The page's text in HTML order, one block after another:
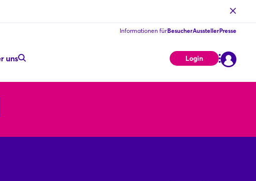
Informationen fürBesucherAusstellerPresse
uns Login